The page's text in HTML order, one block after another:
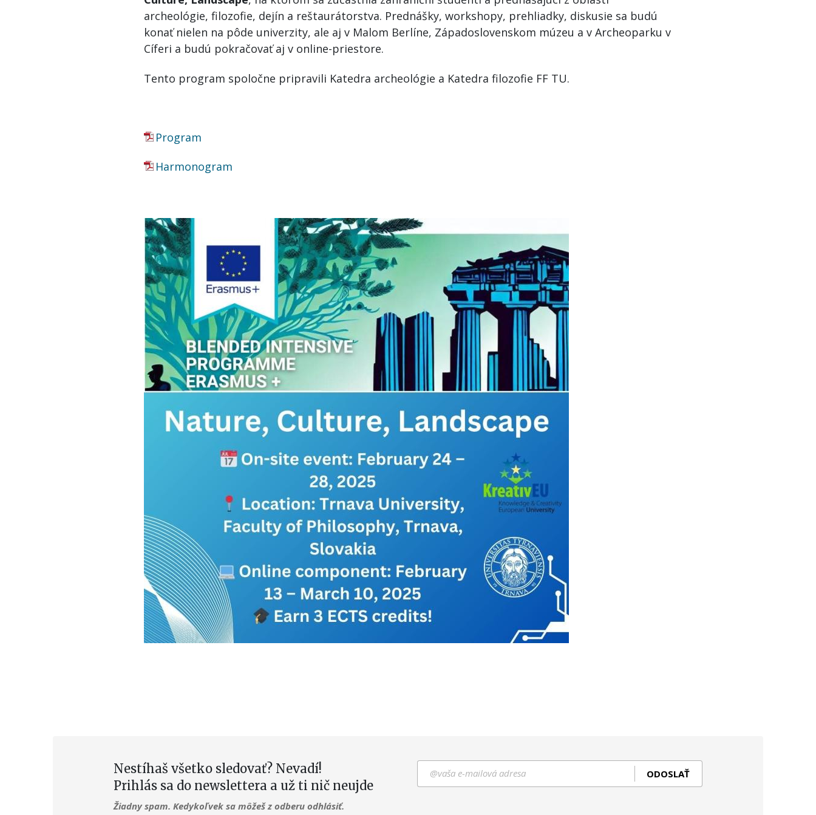
archeológie, filozofie, dejín a reštaurátorstva. Prednášky, workshopy, prehliadky, diskusie sa budú
konať nielen na pôde univerzity, ale aj v Malom Berlíne, Západoslovenskom múzeu a v Archeoparku v
Cíferi a budú pokračovať aj v online-priestore.
Tento program spoločne pripravili Katedra archeológie a Katedra filozofie FF TU.
Program
Harmonogram
Nestíhaš všetko sledovať? Nevadí!
Prihlás sa do newslettera a už ti nič neujde
Žiadny spam. Kedykoľvek sa môžeš z odberu odhlásiť.